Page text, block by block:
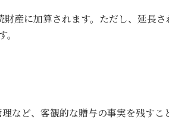
産に加算されます。ただし、延長
など、客観的な贈与の事実を残すこ